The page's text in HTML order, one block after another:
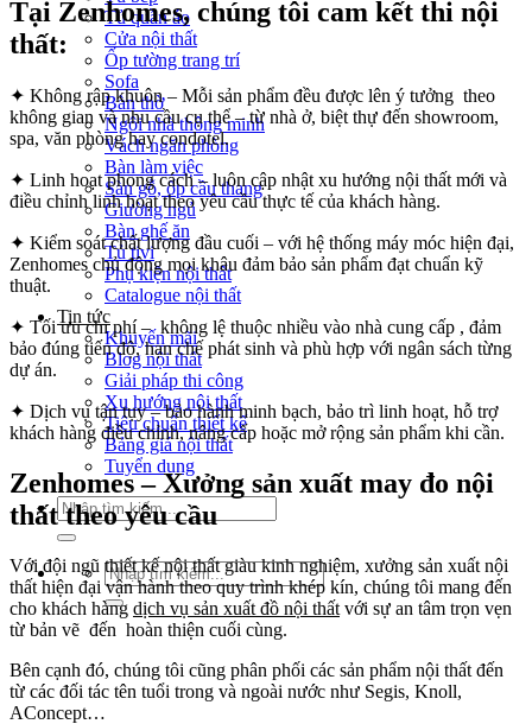
Tủ quần áo
Cửa nội thất
Ốp tường trang trí
Sofa
Bàn thờ
Ngôi nhà thông minh
Vách ngăn phòng
Bàn làm việc
Sàn gỗ, ốp cầu thang
Giường ngủ
Bàn ghế ăn
Tủ tivi
Phụ kiện nội thất
Catalogue nội thất
Tin tức
Khuyến mãi
Blog nội thất
Giải pháp thi công
Xu hướng nội thất
Tiêu chuẩn thiết kế
Bảng giá nội thất
Tuyển dụng
Tìm
kiếm:
Tìm
kiếm:
Tại Zenhomes, chúng tôi cam kết thi nội
thất:
✦ Không rập khuôn – Mỗi sản phẩm đều được lên ý tưởng theo
không gian và nhu cầu cụ thể – từ nhà ở, biệt thự đến showroom,
spa, văn phòng hay condotel.
✦ Linh hoạt phong cách – luôn cập nhật xu hướng nội thất mới và
điều chỉnh linh hoạt theo yêu cầu thực tế của khách hàng.
✦ Kiểm soát chất lượng đầu cuối – với hệ thống máy móc hiện đại,
Zenhomes chủ động mọi khâu đảm bảo sản phẩm đạt chuẩn kỹ
thuật.
✦ Tối ưu chi phí – không lệ thuộc nhiều vào nhà cung cấp , đảm
bảo đúng tiến độ, hạn chế phát sinh và phù hợp với ngân sách từng
dự án.
✦ Dịch vụ tận tụy – bảo hành minh bạch, bảo trì linh hoạt, hỗ trợ
khách hàng điều chỉnh, nâng cấp hoặc mở rộng sản phẩm khi cần.
Zenhomes – Xưởng sản xuất may đo nội
thất theo yêu cầu
Với đội ngũ thiết kế nội thất giàu kinh nghiệm, xưởng sản xuất nội
thất hiện đại vận hành theo quy trình khép kín, chúng tôi mang đến
cho khách hàng dịch vụ sản xuất đồ nội thất với sự an tâm trọn vẹn
từ bản vẽ đến hoàn thiện cuối cùng.
Bên cạnh đó, chúng tôi cũng phân phối các sản phẩm nội thất đến
từ các đối tác tên tuổi trong và ngoài nước như Segis, Knoll,
AConcept…